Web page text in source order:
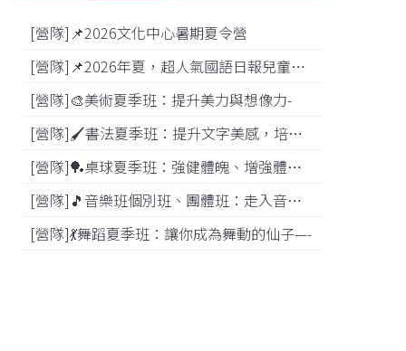
[營隊]📌2026文化中心暑期夏令營
[營隊]📌2026年夏，超人氣國語日報兒童商學院搶先報！
[營隊]🎨美術夏季班：提升美力與想像力-
[營隊]🖌️書法夏季班：提升文字美感，培養專注力—
[營隊]️🏓桌球夏季班：強健體魄、增強體能---
[營隊]🎵️音樂班個別班、團體班：走入音樂世界-
[營隊]💃舞蹈夏季班：讓你成為舞動的仙子—-